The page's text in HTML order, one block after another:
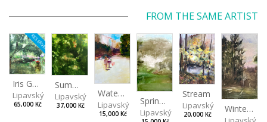
FROM THE SAME ARTIST
RESERVED
Iris Garden
Lipavský Matěj
65,000 Kč
Summer Evening
Lipavský Matěj
37,000 Kč
Watering Fountain (Above Stromovka)
Lipavský Matěj
15,000 Kč
Spring (Cold Spring)
Lipavský Matěj
Stream
Lipavský Matěj
20,000 Kč Winter Sky